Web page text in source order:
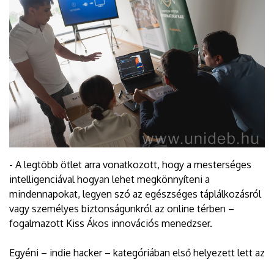
- A legtöbb ötlet arra vonatkozott, hogy a mesterséges
intelligenciával hogyan lehet megkönnyíteni a
mindennapokat, legyen szó az egészséges táplálkozásról
vagy személyes biztonságunkról az online térben –
fogalmazott Kiss Ákos innovációs menedzser.
Egyéni – indie hacker – kategóriában első helyezett lett az